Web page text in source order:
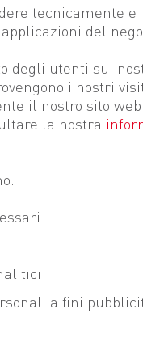
tecnicamente e
del
degli utenti sui
i nostri
il nostro sito
la nostra
a fini